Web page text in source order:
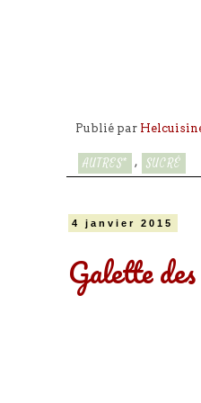
Publié par
AUTRES* , SUCRÉ
4 janvier 2015
Galette